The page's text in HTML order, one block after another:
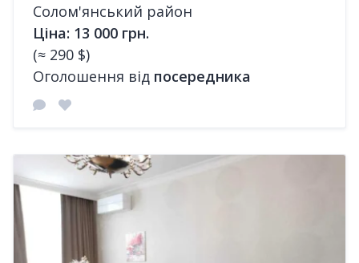
Солом'янський район
Ціна: 13 000 грн.
(≈ 290 $)
Оголошення від посередника